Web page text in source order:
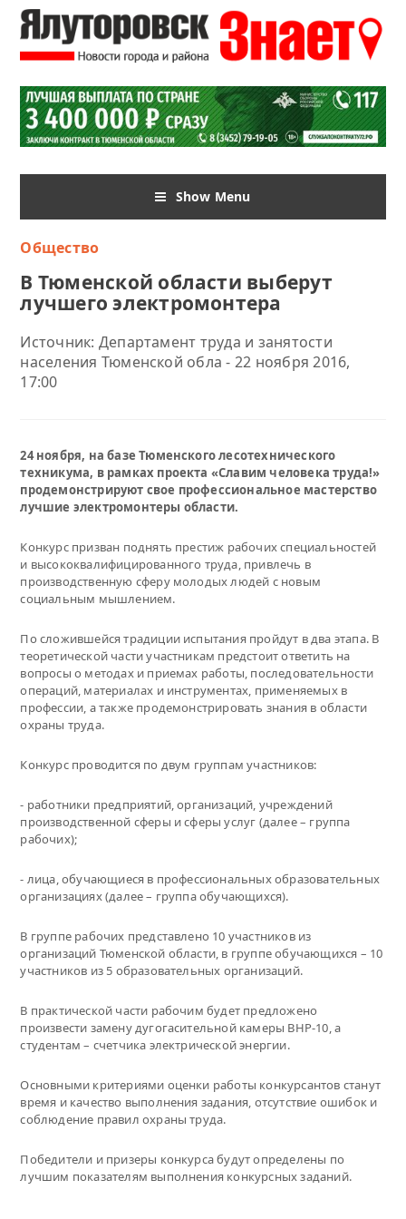
Show Menu
Общество
В Тюменской области выберут
лучшего электромонтера
Источник: Департамент труда и занятости
населения Тюменской обла - 22 ноября 2016,
17:00
24 ноября, на базе Тюменского лесотехнического
техникума, в рамках проекта «Славим человека труда!»
продемонстрируют свое профессиональное мастерство
лучшие электромонтеры области.
Конкурс призван поднять престиж рабочих специальностей
и высококвалифицированного труда, привлечь в
производственную сферу молодых людей с новым
социальным мышлением.
По сложившейся традиции испытания пройдут в два этапа. В
теоретической части участникам предстоит ответить на
вопросы о методах и приемах работы, последовательности
операций, материалах и инструментах, применяемых в
профессии, а также продемонстрировать знания в области
охраны труда.
Конкурс проводится по двум группам участников:
- работники предприятий, организаций, учреждений
производственной сферы и сферы услуг (далее – группа
рабочих);
- лица, обучающиеся в профессиональных образовательных
организациях (далее – группа обучающихся).
В группе рабочих представлено 10 участников из
организаций Тюменской области, в группе обучающихся – 10
участников из 5 образовательных организаций.
В практической части рабочим будет предложено
произвести замену дугогасительной камеры ВНР-10, а
студентам – счетчика электрической энергии.
Основными критериями оценки работы конкурсантов станут
время и качество выполнения задания, отсутствие ошибок и
соблюдение правил охраны труда.
Победители и призеры конкурса будут определены по
лучшим показателям выполнения конкурсных заданий.